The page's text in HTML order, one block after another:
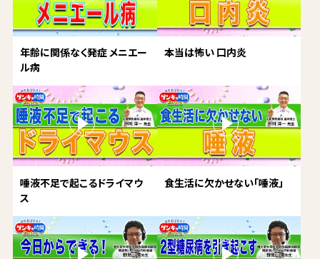
年齢に関係なく発症 メニエー
ル病
本当は怖い 口内炎
唾液不足で起こるドライマウ
ス
食生活に欠かせない「唾液」